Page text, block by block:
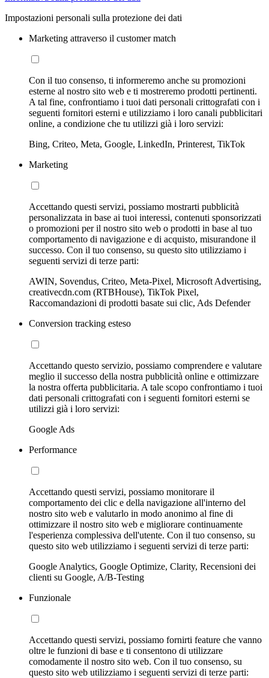
Impostazioni personali sulla protezione dei dati
Marketing attraverso il customer match
Con il tuo consenso, ti informeremo anche su promozioni
esterne al nostro sito web e ti mostreremo prodotti pertinenti.
A tal fine, confrontiamo i tuoi dati personali crittografati con i
seguenti fornitori esterni e utilizziamo i loro canali pubblicitari
online, a condizione che tu utilizzi già i loro servizi:
Bing, Criteo, Meta, Google, LinkedIn, Printerest, TikTok
Marketing
Accettando questi servizi, possiamo mostrarti pubblicità
personalizzata in base ai tuoi interessi, contenuti sponsorizzati
o promozioni per il nostro sito web o prodotti in base al tuo
comportamento di navigazione e di acquisto, misurandone il
successo. Con il tuo consenso, su questo sito utilizziamo i
seguenti servizi di terze parti:
AWIN, Sovendus, Criteo, Meta-Pixel, Microsoft Advertising,
creativecdn.com (RTBHouse), TikTok Pixel,
Raccomandazioni di prodotti basate sui clic, Ads Defender
Conversion tracking esteso
Accettando questo servizio, possiamo comprendere e valutare
meglio il successo della nostra pubblicità online e ottimizzare
la nostra offerta pubblicitaria. A tale scopo confrontiamo i tuoi
dati personali crittografati con i seguenti fornitori esterni se
utilizzi già i loro servizi:
Google Ads
Performance
Accettando questi servizi, possiamo monitorare il
comportamento dei clic e della navigazione all'interno del
nostro sito web e valutarlo in modo anonimo al fine di
ottimizzare il nostro sito web e migliorare continuamente
l'esperienza complessiva dell'utente. Con il tuo consenso, su
questo sito web utilizziamo i seguenti servizi di terze parti:
Google Analytics, Google Optimize, Clarity, Recensioni dei
clienti su Google, A/B-Testing
Funzionale
Accettando questi servizi, possiamo fornirti feature che vanno
oltre le funzioni di base e ti consentono di utilizzare
comodamente il nostro sito web. Con il tuo consenso, su
questo sito web utilizziamo i seguenti servizi di terze parti: